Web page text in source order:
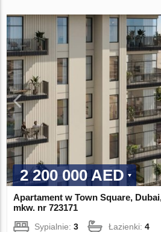
2 200 000 AED
Apartament w Town Square,
mkw. nr 723171
Sypialnie:3 Łazienki:4